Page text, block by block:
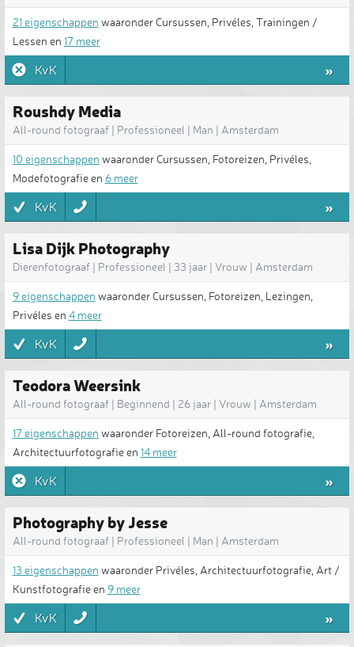
21 eigenschappen waaronder Cursussen, Privéles, Trainingen /
Lessen en 17 meer
KvK »
Roushdy Media
All-round fotograaf | Professioneel | Man | Amsterdam
10 eigenschappen waaronder Cursussen, Fotoreizen, Privéles,
Modefotografie en 6 meer
KvK »
Lisa Dijk Photography
Dierenfotograaf | Professioneel | 33 jaar | Vrouw | Amsterdam
9 eigenschappen waaronder Cursussen, Fotoreizen, Lezingen,
Privéles en 4 meer
KvK »
Teodora Weersink
All-round fotograaf | Beginnend | 26 jaar | Vrouw | Amsterdam
17 eigenschappen waaronder Fotoreizen, All-round fotografie,
Architectuurfotografie en 14 meer
KvK »
Photography by Jesse
All-round fotograaf | Professioneel | Man | Amsterdam
13 eigenschappen waaronder Privéles, Architectuurfotografie, Art /
Kunstfotografie en 9 meer
KvK »